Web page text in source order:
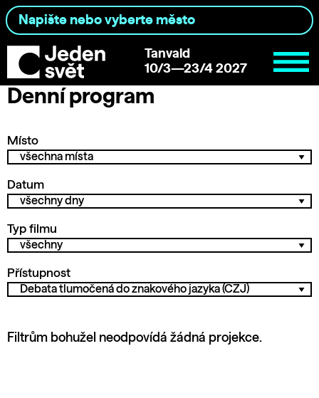
Tanvald
10/3—23/4 2027
Denní program
Místo
Datum
Typ filmu
Přístupnost
Filtrům bohužel neodpovídá žádná projekce.